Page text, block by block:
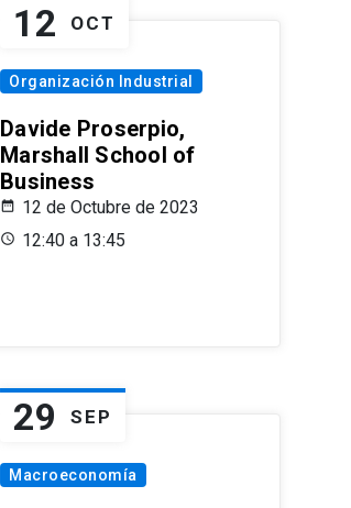
12 OCT
Organización Industrial
Davide Proserpio,
Marshall School of
Business
12 de Octubre de 2023
12:40 a 13:45
29 SEP
Macroeconomía